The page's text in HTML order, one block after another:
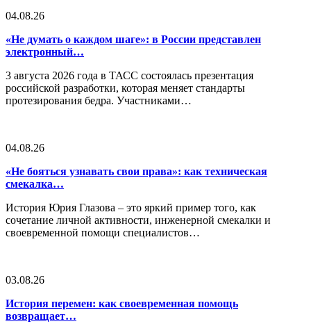
04.08.26
«Не думать о каждом шаге»: в России представлен
электронный…
3 августа 2026 года в ТАСС состоялась презентация
российской разработки, которая меняет стандарты
протезирования бедра. Участниками…
04.08.26
«Не бояться узнавать свои права»: как техническая
смекалка…
История Юрия Глазова – это яркий пример того, как
сочетание личной активности, инженерной смекалки и
своевременной помощи специалистов…
03.08.26
История перемен: как своевременная помощь
возвращает…